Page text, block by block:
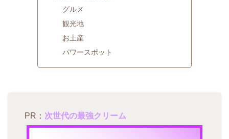
グルメ
観光地
お土産
パワースポット
PR： 次世代の最強クリーム